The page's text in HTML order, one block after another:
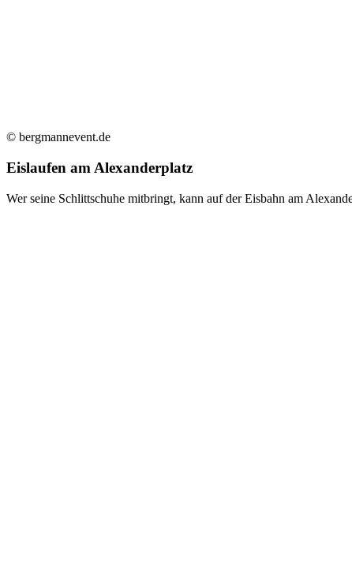
© bergmannevent.de
Eislaufen am Alexanderplatz
Wer seine Schlittschuhe mitbringt, kann auf der Eisbahn am